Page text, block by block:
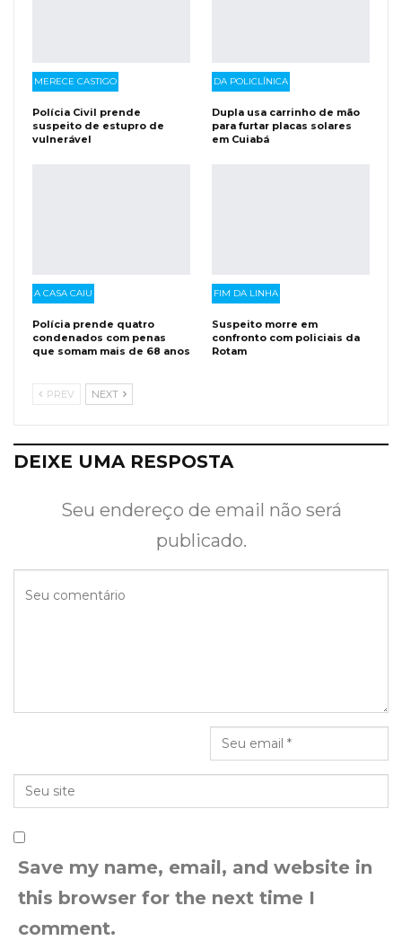
MERECE CASTIGO
Polícia Civil prende
suspeito de estupro de
vulnerável
DA POLICLÍNICA
Dupla usa carrinho de mão
para furtar placas solares
em Cuiabá
A CASA CAIU
Polícia prende quatro
condenados com penas
que somam mais de 68 anos
FIM DA LINHA
Suspeito morre em
confronto com policiais da
Rotam
PREV NEXT
DEIXE UMA RESPOSTA
Seu endereço de email não será
publicado.
Save my name, email, and website in
this browser for the next time I
comment.